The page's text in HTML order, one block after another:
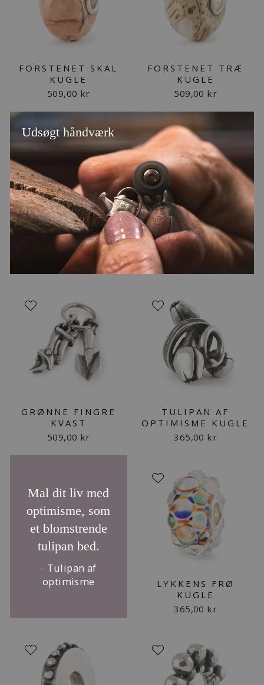
FORSTENET SKAL
KUGLE
509,00 kr
FORSTENET TRÆ
KUGLE
509,00 kr
Udsøgt håndværk
GRØNNE FINGRE
KVAST
509,00 kr
TULIPAN AF
OPTIMISME KUGLE
365,00 kr
Mal dit liv med
optimisme, som
et blomstrende
tulipan bed.
- Tulipan af
optimisme
LYKKENS FRØ
KUGLE
365,00 kr